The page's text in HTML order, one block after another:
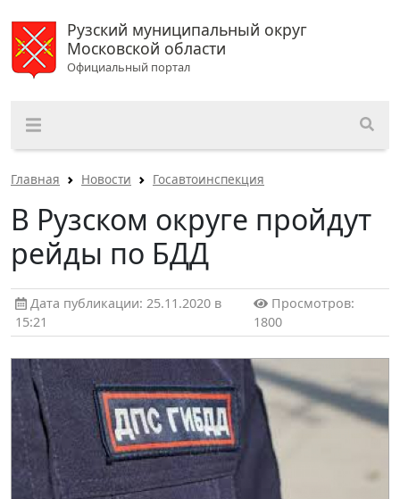
Рузский муниципальный округ
Московской области
Официальный портал
Главная Новости Госавтоинспекция
В Рузском округе пройдут
рейды по БДД
Дата публикации: 25.11.2020 в
15:21
Просмотров:
1800